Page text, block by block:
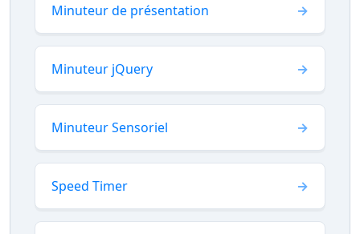
Minuteur de présentation
Minuteur jQuery
Minuteur Sensoriel
Speed Timer